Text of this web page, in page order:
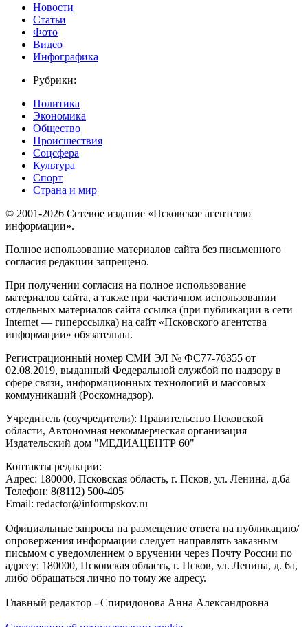
Новости
Статьи
Фото
Видео
Инфографика
Рубрики:
Политика
Экономика
Общество
Происшествия
Соцсфера
Культура
Спорт
Страна и мир
© 2001-2026 Сетевое издание «Псковское агентство
информации».
Полное использование материалов сайта без письменного
согласия редакции запрещено.
При получении согласия на полное использование
материалов сайта, а также при частичном использовании
отдельных материалов сайта ссылка (при публикации в сети
Internet — гиперссылка) на сайт «Псковского агентства
информации» обязательна.
Регистрационный номер СМИ ЭЛ № ФС77-76355 от
02.08.2019, выданный Федеральной службой по надзору в
сфере связи, информационных технологий и массовых
коммуникаций (Роскомнадзор).
Учредитель (соучредители): Правительство Псковской
области, Автономная некоммерческая организация
Издательский дом "МЕДИАЦЕНТР 60"
Контакты редакции:
Адреc: 180000, Псковская область, г. Псков, ул. Ленина, д.6а
Телефон: 8(8112) 500-405
Email: redactor@informpskov.ru
Официальные запросы на размещение ответа на публикацию/
опровержения информации следует направлять заказным
письмом с уведомлением о вручении через Почту России по
адресу: 180000, Псковская область, г. Псков, ул. Ленина, д. 6а,
либо обращаться лично по тому же адресу.
Главный редактор - Спиридонова Анна Александровна